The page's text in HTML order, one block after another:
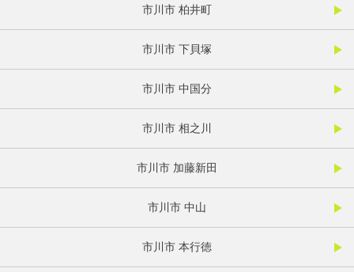
市川市 柏井町
市川市 下貝塚
市川市 中国分
市川市 相之川
市川市 加藤新田
市川市 中山
市川市 本行徳